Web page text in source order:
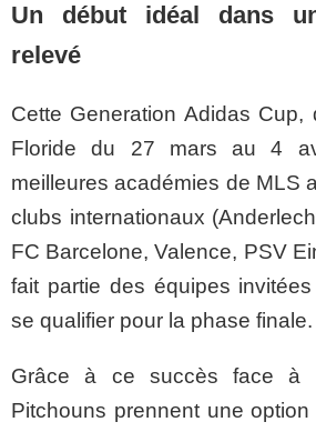
Un début idéal dans
relevé
Cette Generation Adidas
Floride du 27 mars au 4
meilleures académies de MLS
clubs internationaux
FC Barcelone, Valence, PSV
fait partie des équipes
se qualifier pour la phase finale.
Grâce à ce succès face à
Pitchouns prennent une